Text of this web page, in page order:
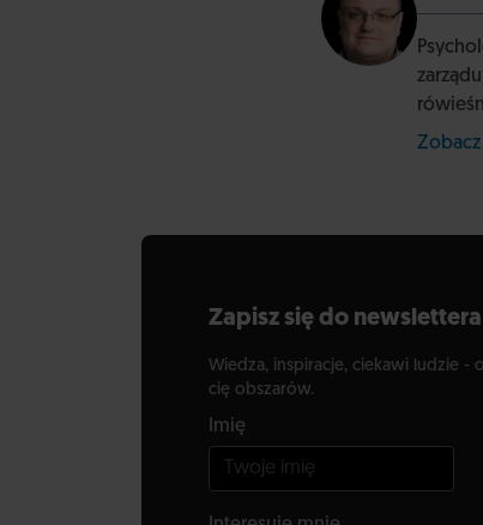
Zapisz się do newslettera
Wiedza, inspiracje, ciekawi ludzie -
cię obszarów.
Imię